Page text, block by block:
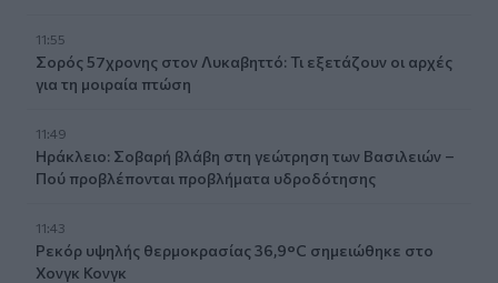
11:55
Σορός 57χρονης στον Λυκαβηττό: Τι εξετάζουν οι αρχές
για τη μοιραία πτώση
11:49
Ηράκλειο: Σοβαρή βλάβη στη γεώτρηση των Βασιλειών –
Πού προβλέπονται προβλήματα υδροδότησης
11:43
Ρεκόρ υψηλής θερμοκρασίας 36,9°C σημειώθηκε στο
Χονγκ Κονγκ